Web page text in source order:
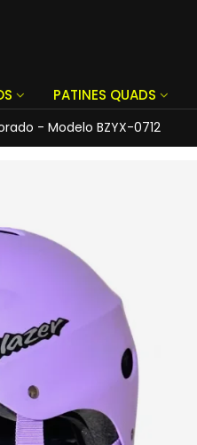
PATINES QUADS
- Modelo BZYX-0712